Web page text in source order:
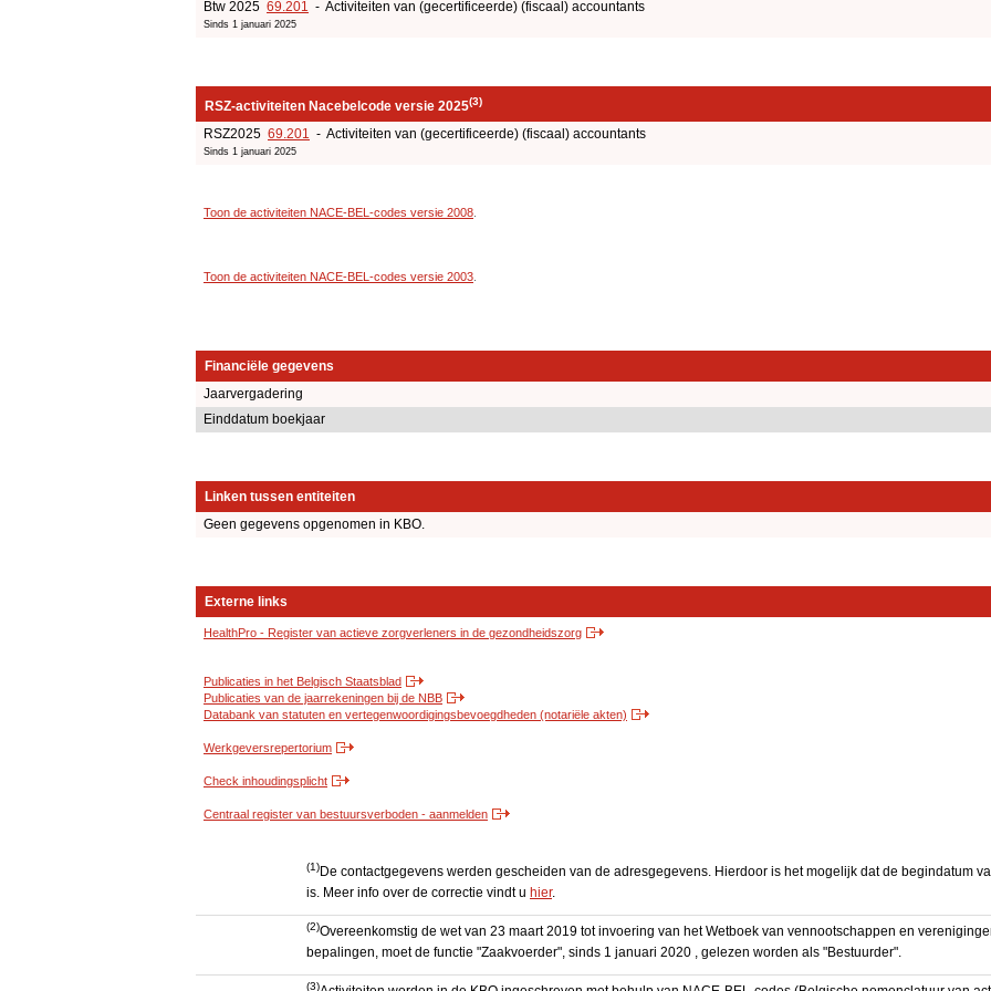
Btw 2025 69.201 - Activiteiten van (gecertificeerde) (fiscaal) accountants
Sinds 1 januari 2025
RSZ-activiteiten Nacebelcode versie 2025(3)
RSZ2025 69.201 - Activiteiten van (gecertificeerde) (fiscaal) accountants
Sinds 1 januari 2025
Toon de activiteiten NACE-BEL-codes versie 2008
Toon de activiteiten NACE-BEL-codes versie 2003
Financiële gegevens
Jaarvergadering
Einddatum boekjaar
Linken tussen entiteiten
Geen gegevens opgenomen in KBO.
Externe links
HealthPro - Register van actieve zorgverleners in de gezondheidszorg
Publicaties in het Belgisch Staatsblad
Publicaties van de jaarrekeningen bij de NBB
Databank van statuten en vertegenwoordigingsbevoegdheden (notariële akten)
Werkgeversrepertorium
Check inhoudingsplicht
Centraal register van bestuursverboden - aanmelden
(1)De contactgegevens werden gescheiden van de adresgegevens. Hierdoor is het mogelijk dat de begindatum
is. Meer info over de correctie vindt u hier.
(2)Overeenkomstig de wet van 23 maart 2019 tot invoering van het Wetboek van vennootschappen en
bepalingen, moet de functie "Zaakvoerder", sinds 1 januari 2020 , gelezen worden als "Bestuurder".
(3)